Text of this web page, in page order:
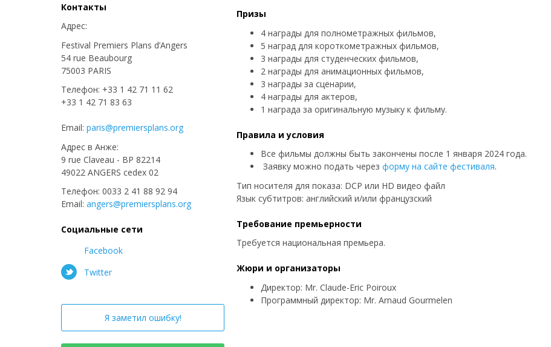
Призы
4 награды для полнометражных фильмов,
5 наград для короткометражных фильмов,
3 награды для студенческих фильмов,
2 награды для анимационных фильмов,
3 награды за сценарии,
4 награды для актеров,
1 награда за оригинальную музыку к фильму.
Правила и условия
Все фильмы должны быть закончены после 1 января 2024 года.
Заявку можно подать черезформу на сайте фестиваля.
Тип носителя для показа: DCP или HD видео файл
Язык субтитров: английский и/или французский
Требование премьерности
Требуется национальная премьера.
Жюри и организаторы
Директор: Mr. Claude-Eric Poiroux
Программный директор: Mr. Arnaud Gourmelen
Контакты
Адрес:
Festival Premiers Plans d’Angers
54 rue Beaubourg
75003 PARIS
Телефон: +33 1 42 71 11 62
+33 1 42 71 83 63
Email: paris@premiersplans.org
Адрес в Анже:
9 rue Claveau - BP 82214
49022 ANGERS cedex 02
Телефон: 0033 2 41 88 92 94
Email: angers@premiersplans.org
Социальные сети
Facebook
Twitter
Я заметил ошибку!